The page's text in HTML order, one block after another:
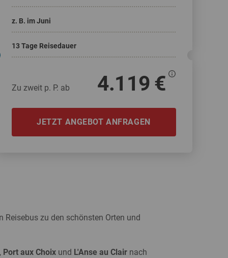
© Shutterstock
& Yukon
Weitere Leistungen
Häufig gestellte Fragen
z. B. im Juni
13 Tage Reisedauer
Zu zweit p. P. ab 4.119 €
JETZT ANGEBOT ANFRAGEN
zu den schönsten Orten und
Port aux Choixund L'Anse au Clairnach